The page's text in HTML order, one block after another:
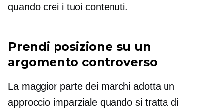
quando crei i tuoi contenuti.
Prendi posizione su un
argomento controverso
La maggior parte dei marchi adotta un
approccio imparziale quando si tratta di